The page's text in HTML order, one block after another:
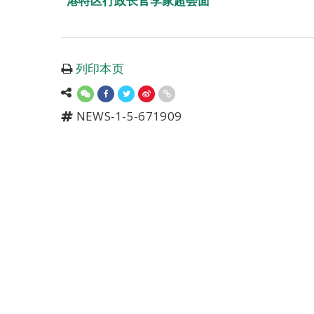
列印本页
NEWS-1-5-671909